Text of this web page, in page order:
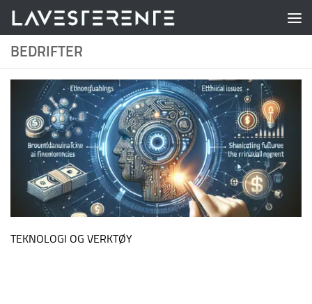
Skip to content
BEDRIFTER
TEKNOLOGI OG VERKTØY